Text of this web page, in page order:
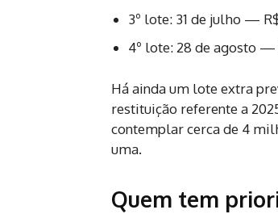
3º lote: 31 de julho —
4º lote: 28 de agosto —
Há ainda um lote extra
restituição referente a
contemplar cerca de 4
uma.
Quem tem